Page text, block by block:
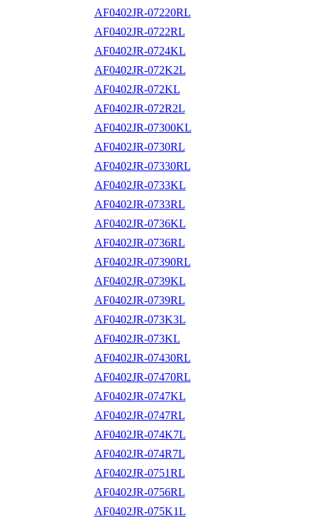
AF0402JR-07220RL
AF0402JR-0722RL
AF0402JR-0724KL
AF0402JR-072K2L
AF0402JR-072KL
AF0402JR-072R2L
AF0402JR-07300KL
AF0402JR-0730RL
AF0402JR-07330RL
AF0402JR-0733KL
AF0402JR-0733RL
AF0402JR-0736KL
AF0402JR-0736RL
AF0402JR-07390RL
AF0402JR-0739KL
AF0402JR-0739RL
AF0402JR-073K3L
AF0402JR-073KL
AF0402JR-07430RL
AF0402JR-07470RL
AF0402JR-0747KL
AF0402JR-0747RL
AF0402JR-074K7L
AF0402JR-074R7L
AF0402JR-0751RL
AF0402JR-0756RL
AF0402JR-075K1L